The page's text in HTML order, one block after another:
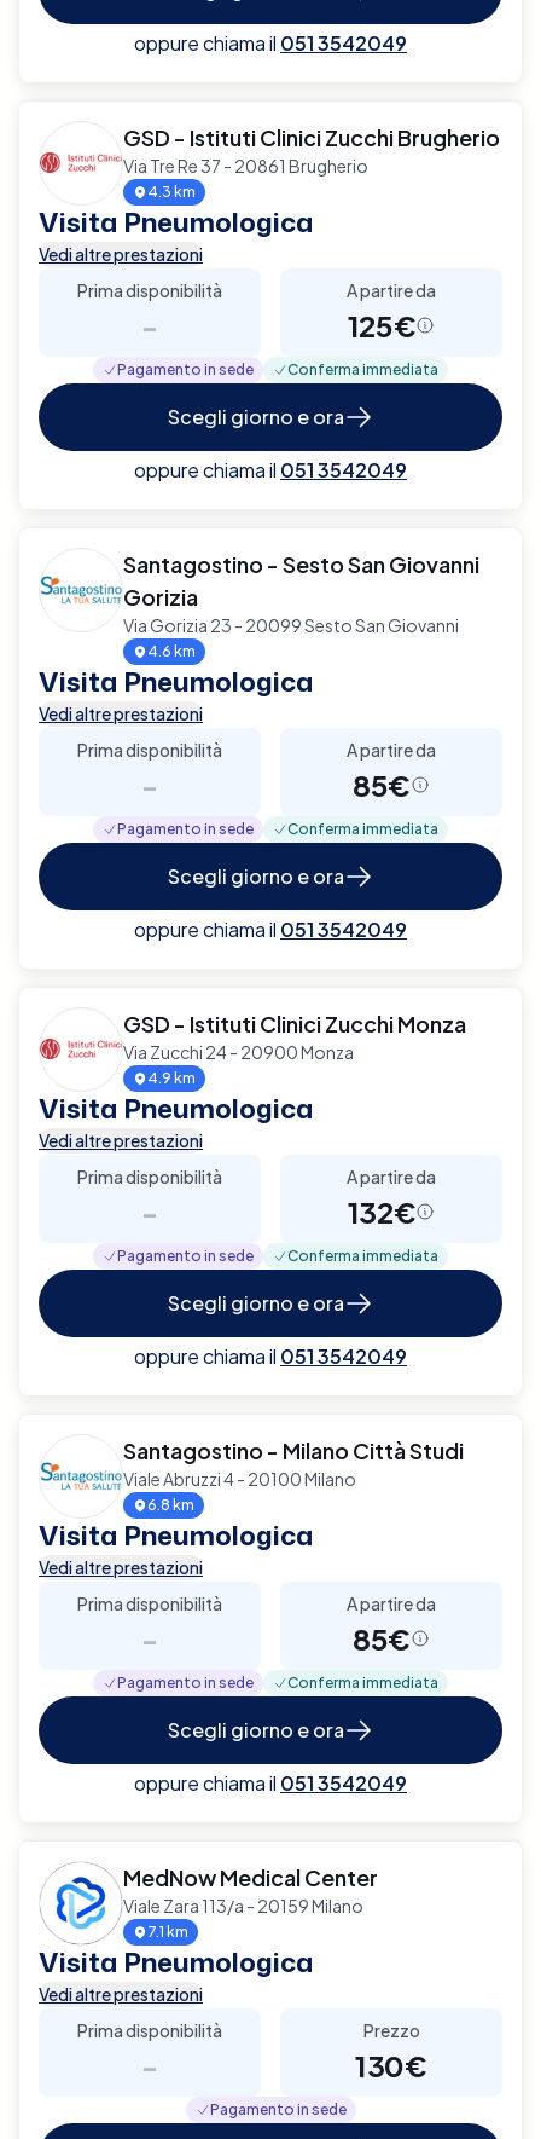
oppure chiama il 051 3542049
GSD - Istituti Clinici Zucchi Brugherio
Via Tre Re 37 - 20861 Brugherio
4.3 km
Visita Pneumologica
Vedi altre prestazioni
Prima disponibilità
-
A partire da
125€
Pagamento in sede Conferma immediata
Scegli giorno e ora
oppure chiama il 051 3542049
Santagostino - Sesto San Giovanni
Gorizia
Via Gorizia 23 - 20099 Sesto San Giovanni
4.6 km
Visita Pneumologica
Vedi altre prestazioni
Prima disponibilità
-
A partire da
85€
Pagamento in sede Conferma immediata
Scegli giorno e ora
oppure chiama il 051 3542049
GSD - Istituti Clinici Zucchi Monza
Via Zucchi 24 - 20900 Monza
4.9 km
Visita Pneumologica
Vedi altre prestazioni
Prima disponibilità
-
A partire da
132€
Pagamento in sede Conferma immediata
Scegli giorno e ora
oppure chiama il 051 3542049
Santagostino - Milano Città Studi
Viale Abruzzi 4 - 20100 Milano
6.8 km
Visita Pneumologica
Vedi altre prestazioni
Prima disponibilità
-
A partire da
85€
Pagamento in sede Conferma immediata
Scegli giorno e ora
oppure chiama il 051 3542049
MedNow Medical Center
Viale Zara 113/a - 20159 Milano
7.1 km
Visita Pneumologica
Vedi altre prestazioni
Prima disponibilità
-
Prezzo
130€
Pagamento in sede